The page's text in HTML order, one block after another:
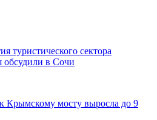
туристического сектора
обсудили в Сочи
Крымскому мосту выросла до 9